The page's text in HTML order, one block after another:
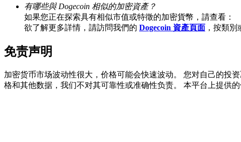
學習如何保持盈利
有哪些與 Dogecoin 相似的加密資產？
如果您正在探索具有相似市值或特徵的加密貨幣，請查看：
欲了解更多詳情，請訪問我們的 Dogecoin 資產頁面 ，按類
免责声明
加密货币市场波动性很大，价格可能会快速波动。 您对自己的投
格和其他数据，我们不对其可靠性或准确性负责。 本平台上提供